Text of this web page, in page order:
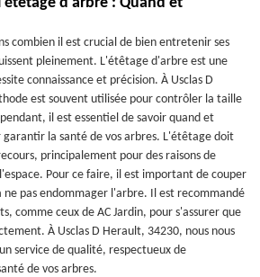
combien il est crucial de bien entretenir ses
pleinement. L'étêtage d'arbre est une
connaissance et précision. À Usclas D
est souvent utilisée pour contrôler la taille
il est essentiel de savoir quand et
la santé de vos arbres. L'étêtage doit
principalement pour des raisons de
Pour ce faire, il est important de couper
ne pas endommager l'arbre. Il est recommandé
comme ceux de AC Jardin, pour s'assurer que
À Usclas D Herault, 34230, nous nous
service de qualité, respectueux de
de vos arbres.